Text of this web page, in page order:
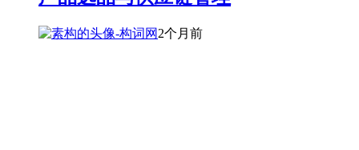
2个月前